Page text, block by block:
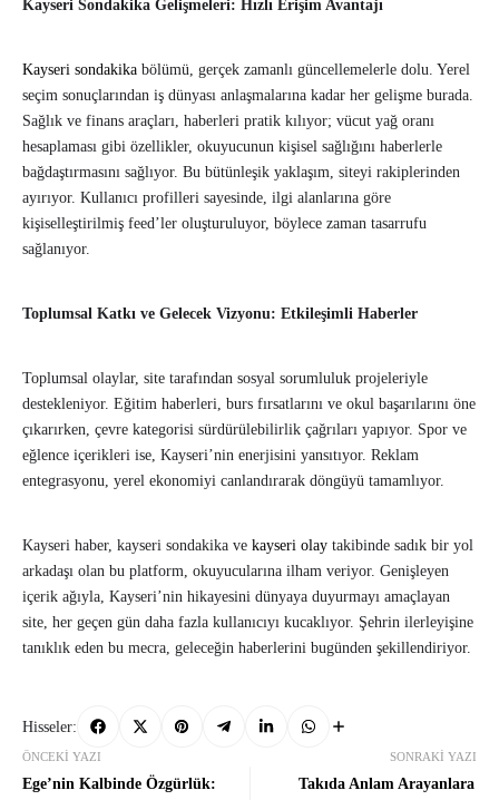
Kayseri Sondakika Gelişmeleri: Hızlı Erişim Avantajı
Kayseri sondakika bölümü, gerçek zamanlı güncellemelerle dolu. Yerel
seçim sonuçlarından iş dünyası anlaşmalarına kadar her gelişme burada.
Sağlık ve finans araçları, haberleri pratik kılıyor; vücut yağ oranı
hesaplaması gibi özellikler, okuyucunun kişisel sağlığını haberlerle
bağdaştırmasını sağlıyor. Bu bütünleşik yaklaşım, siteyi rakiplerinden
ayırıyor. Kullanıcı profilleri sayesinde, ilgi alanlarına göre
kişiselleştirilmiş feed’ler oluşturuluyor, böylece zaman tasarrufu
sağlanıyor.
Toplumsal Katkı ve Gelecek Vizyonu: Etkileşimli Haberler
Toplumsal olaylar, site tarafından sosyal sorumluluk projeleriyle
destekleniyor. Eğitim haberleri, burs fırsatlarını ve okul başarılarını öne
çıkarırken, çevre kategorisi sürdürülebilirlik çağrıları yapıyor. Spor ve
eğlence içerikleri ise, Kayseri’nin enerjisini yansıtıyor. Reklam
entegrasyonu, yerel ekonomiyi canlandırarak döngüyü tamamlıyor.
Kayseri haber, kayseri sondakika ve kayseri olay takibinde sadık bir yol
arkadaşı olan bu platform, okuyucularına ilham veriyor. Genişleyen
içerik ağıyla, Kayseri’nin hikayesini dünyaya duyurmayı amaçlayan
site, her geçen gün daha fazla kullanıcıyı kucaklıyor. Şehrin ilerleyişine
tanıklık eden bu mecra, geleceğin haberlerini bugünden şekillendiriyor.
Hisseler:
ÖNCEKI YAZI
Ege’nin Kalbinde Özgürlük:
SONRAKI YAZI
Takıda Anlam Arayanlara